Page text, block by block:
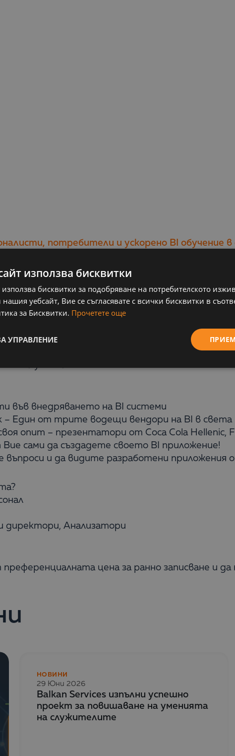
потребители и ускорено BI обучение в
мениджърите са принудени да направят
– фактите трябва да са пред очите им.
конференцията 20 октомври в Inter Expo
точни данни по всяко време, да анализирате и
на реална информация за Вашия бизнес и
– Analyze that!
във внедряването на BI системи
– Един от трите водещи вендори на BI в света
опит – презентатори от Coca Cola Hellenic,
сами да създадете своето BI приложение!
въпроси и да видите разработени
директори, Анализатори
цена за ранно записване и
НОВИНИ
29 Юни 2026
Balkan Services изпълни успешно
проект за повишаване на уменията
на служителите
използва бисквитки
използва бисквитки за подобряване на потребителското
уебсайт, Вие се съгласявате с всички бисквитки в
за Бисквитки. Прочетете още
УПРАВЛЕНИЕ